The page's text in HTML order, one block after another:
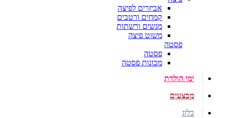
אביזרים לפיצה
קמחים ורטבים
מגשים ורשתות
משוט פיצה
פסטה
פסטה
מכונות פסטה
ימי הולדת
מבצעים
בלוג